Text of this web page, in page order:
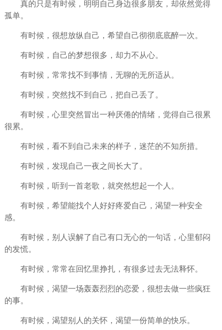
真的只是有时候，明明自己身边很多朋友，却依然觉得
孤单。
有时候，很想放纵自己，希望自己彻彻底底醉一次。
有时候，自己的梦想很多，却力不从心。
有时候，常常找不到事情，无聊的无所适从。
有时候，突然找不到自己，把自己丢了。
有时候，心里突然冒出一种厌倦的情绪，觉得自己很累
很累。
有时候，看不到自己未来的样子，迷茫的不知所措。
有时候，发现自己一夜之间长大了。
有时候，听到一首老歌，就突然想起一个人。
有时候，希望能找个人好好疼爱自己，渴望一种安全
感。
有时候，别人误解了自己有口无心的一句话，心里郁闷
的发慌。
有时候，常常在回忆里挣扎，有很多过去无法释怀。
有时候，渴望一场轰轰烈烈的恋爱，很想去做一些疯狂
的事。
有时候，渴望别人的关怀，渴望一份简单的快乐。